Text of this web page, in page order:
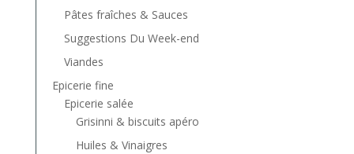
Pâtes fraîches & Sauces
Suggestions Du Week-end
Viandes
Epicerie fine
Epicerie salée
Grisinni & biscuits apéro
Huiles & Vinaigres